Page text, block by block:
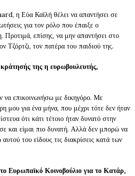
η Εύα Καϊλή θέλει να απαντήσει σε
για τον ρόλο που έπαιξε ο
Προτιμά, επίσης, να μην απαντήσει στο
Τζόρτζι, τον πατέρα του παιδιού της.
της η ευρωβουλευτής,
να επικοινωνήσω με δικηγόρο. Με
μου για ένα μήνα, που μέχρι τότε δεν ήταν
ότι κάτι τέτοιο ήταν δυνατό στην
και είμαι πιο δυνατή. Αλλά δεν μπορώ να
του είδους τις διακρίσεις κατά των
Ευρωπαϊκό Κοινοβούλιο για το Κατάρ,